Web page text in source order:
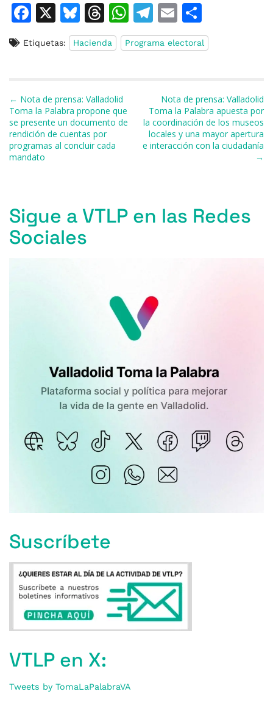
F
c
b
o
o
k
X
Bl
u
e
k
y
T
h
re
d
s
W
h
at
T
el
e
a
m
E
m
ai
o
m
ti
r
Etiquetas: Hacienda Programa electoral
Navegación de entradas
← Nota de prensa: Valladolid
Toma la Palabra propone que
se presente un documento de
rendición de cuentas por
programas al concluir cada
mandato
Nota de prensa: Valladolid
Toma la Palabra apuesta por
la coordinación de los museos
locales y una mayor apertura
e interacción con la ciudadanía
→
Sigue a VTLP en las Redes
Sociales
Suscríbete
VTLP en X:
Tweets by TomaLaPalabraVA